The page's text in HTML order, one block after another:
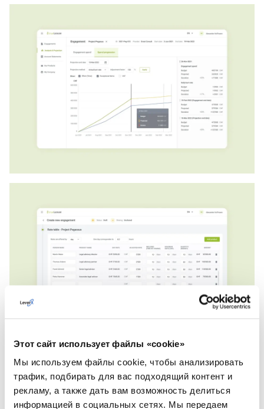
Этот сайт использует файлы «cookie»
Мы используем файлы cookie, чтобы анализировать
трафик, подбирать для вас подходящий контент и
рекламу, а также дать вам возможность делиться
информацией в социальных сетях. Мы передаем